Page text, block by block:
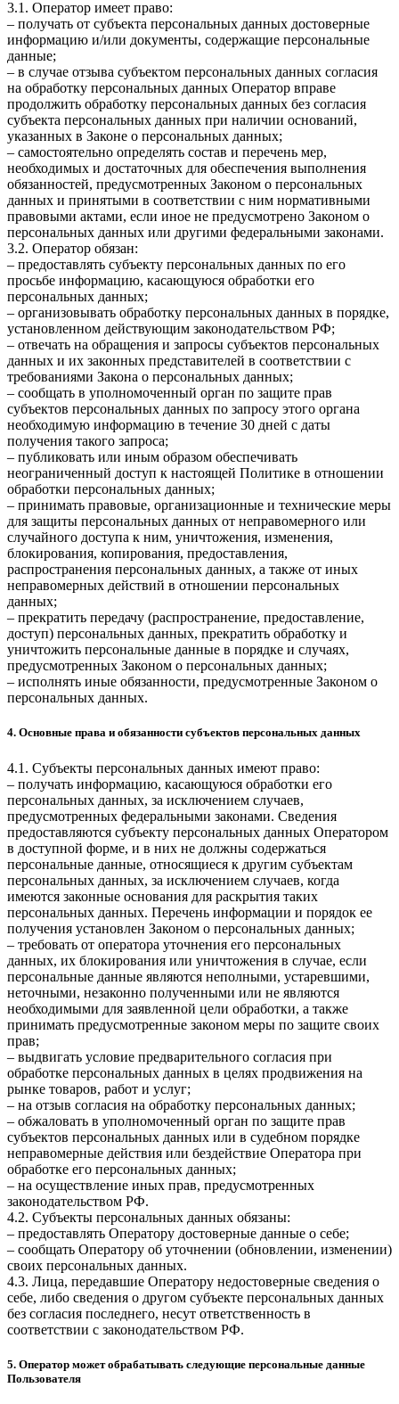
3.1. Оператор имеет право:
– получать от субъекта персональных данных достоверные
информацию и/или документы, содержащие персональные
данные;
– в случае отзыва субъектом персональных данных согласия
на обработку персональных данных Оператор вправе
продолжить обработку персональных данных без согласия
субъекта персональных данных при наличии оснований,
указанных в Законе о персональных данных;
– самостоятельно определять состав и перечень мер,
необходимых и достаточных для обеспечения выполнения
обязанностей, предусмотренных Законом о персональных
данных и принятыми в соответствии с ним нормативными
правовыми актами, если иное не предусмотрено Законом о
персональных данных или другими федеральными законами.
3.2. Оператор обязан:
– предоставлять субъекту персональных данных по его
просьбе информацию, касающуюся обработки его
персональных данных;
– организовывать обработку персональных данных в порядке,
установленном действующим законодательством РФ;
– отвечать на обращения и запросы субъектов персональных
данных и их законных представителей в соответствии с
требованиями Закона о персональных данных;
– сообщать в уполномоченный орган по защите прав
субъектов персональных данных по запросу этого органа
необходимую информацию в течение 30 дней с даты
получения такого запроса;
– публиковать или иным образом обеспечивать
неограниченный доступ к настоящей Политике в отношении
обработки персональных данных;
– принимать правовые, организационные и технические меры
для защиты персональных данных от неправомерного или
случайного доступа к ним, уничтожения, изменения,
блокирования, копирования, предоставления,
распространения персональных данных, а также от иных
неправомерных действий в отношении персональных
данных;
– прекратить передачу (распространение, предоставление,
доступ) персональных данных, прекратить обработку и
уничтожить персональные данные в порядке и случаях,
предусмотренных Законом о персональных данных;
– исполнять иные обязанности, предусмотренные Законом о
персональных данных.
4. Основные права и обязанности субъектов персональных данных
4.1. Субъекты персональных данных имеют право:
– получать информацию, касающуюся обработки его
персональных данных, за исключением случаев,
предусмотренных федеральными законами. Сведения
предоставляются субъекту персональных данных Оператором
в доступной форме, и в них не должны содержаться
персональные данные, относящиеся к другим субъектам
персональных данных, за исключением случаев, когда
имеются законные основания для раскрытия таких
персональных данных. Перечень информации и порядок ее
получения установлен Законом о персональных данных;
– требовать от оператора уточнения его персональных
данных, их блокирования или уничтожения в случае, если
персональные данные являются неполными, устаревшими,
неточными, незаконно полученными или не являются
необходимыми для заявленной цели обработки, а также
принимать предусмотренные законом меры по защите своих
прав;
– выдвигать условие предварительного согласия при
обработке персональных данных в целях продвижения на
рынке товаров, работ и услуг;
– на отзыв согласия на обработку персональных данных;
– обжаловать в уполномоченный орган по защите прав
субъектов персональных данных или в судебном порядке
неправомерные действия или бездействие Оператора при
обработке его персональных данных;
– на осуществление иных прав, предусмотренных
законодательством РФ.
4.2. Субъекты персональных данных обязаны:
– предоставлять Оператору достоверные данные о себе;
– сообщать Оператору об уточнении (обновлении, изменении)
своих персональных данных.
4.3. Лица, передавшие Оператору недостоверные сведения о
себе, либо сведения о другом субъекте персональных данных
без согласия последнего, несут ответственность в
соответствии с законодательством РФ.
5. Оператор может обрабатывать следующие персональные данные
Пользователя